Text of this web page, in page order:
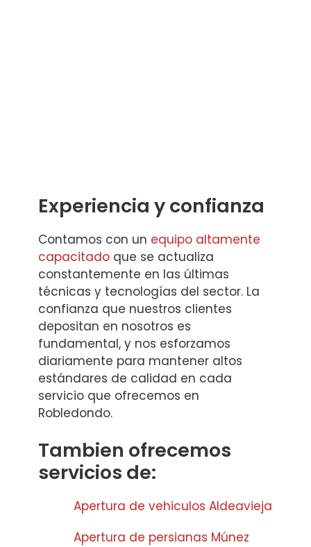
Experiencia y confianza
Contamos con un equipo altamente
capacitado que se actualiza
constantemente en las últimas
técnicas y tecnologías del sector. La
confianza que nuestros clientes
depositan en nosotros es
fundamental, y nos esforzamos
diariamente para mantener altos
estándares de calidad en cada
servicio que ofrecemos en
Robledondo.
Tambien ofrecemos
servicios de:
Apertura de vehiculos Aldeavieja
Apertura de persianas Múnez